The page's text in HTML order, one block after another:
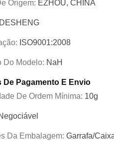
Origem: EZHOU, CHINA
DESHENG
ISO9001:2008
Do Modelo: NaH
De Pagamento E Envio
De Ordem Mínima: 10g
Da Embalagem: Garrafa/